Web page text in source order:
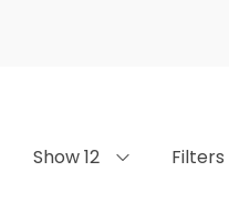
Show 12 Filters